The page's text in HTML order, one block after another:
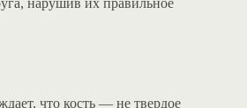
нарушив их правильное
что кость — не твердое